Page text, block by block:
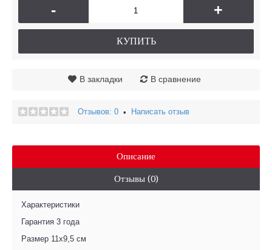
- +
КУПИТЬ
В закладки В сравнение
Отзывов: 0 • Написать отзыв
Описание
Отзывы (0)
Характеристики
Гарантия 3 года
Размер 11x9,5 см